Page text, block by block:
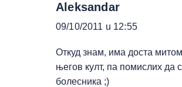
Aleksandar
09/10/2011 u 12:55
Откуд знам, има доста
његов култ, па помислих да
болесника ;)